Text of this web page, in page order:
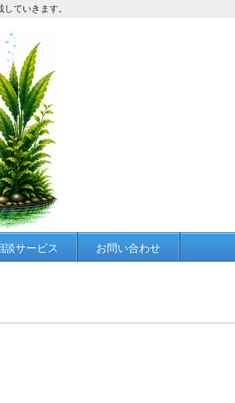
ていきます。
談サービス お問い合わせ